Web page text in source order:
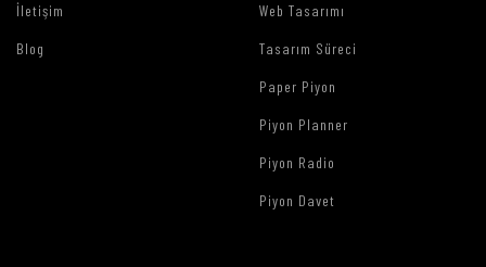
İletişim
Blog
Web Tasarımı
Tasarım Süreci
Paper Piyon
Piyon Planner
Piyon Radio
Piyon Davet